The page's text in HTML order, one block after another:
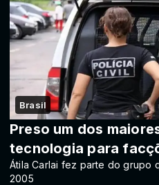
Brasil
Preso um dos
tecnologia para
Átila Carlai fez parte do grupo
2005